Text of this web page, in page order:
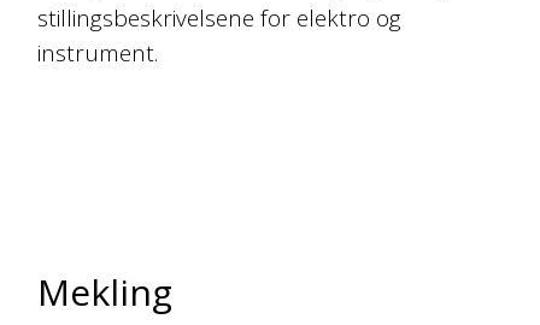
stillingsbeskrivelsene for elektro og
instrument.
Mekling